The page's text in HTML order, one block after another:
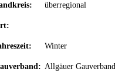
überregional
Winter
Allgäuer Gauverband